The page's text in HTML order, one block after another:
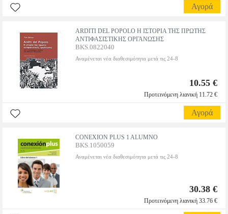
Αγορά
ARDITI DEL POPOLO Η ΙΣΤΟΡΙΑ ΤΗΣ ΠΡΩΤΗΣ
ΑΝΤΙΦΑΣΙΣΤΙΚΗΣ ΟΡΓΑΝΩΣΗΣ
BKS.0822040
Αναμένεται νέα διαθεσιμότητα μετά τις 24-8
10.55 €
Προτεινόμενη λιανική 11.72 €
Αγορά
CONEXION PLUS 1 ALUMNO
BKS.1050059
Αναμένεται νέα διαθεσιμότητα μετά τις 24-8
30.38 €
Προτεινόμενη λιανική 33.76 €